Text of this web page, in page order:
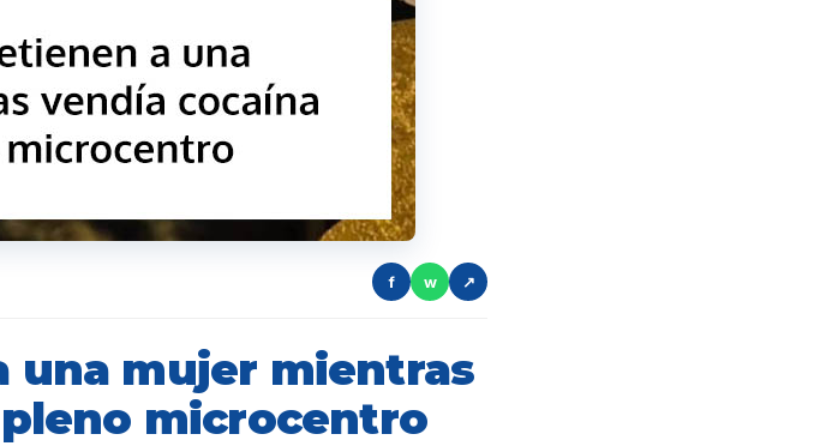
f w ↗
una mujer mientras
microcentro